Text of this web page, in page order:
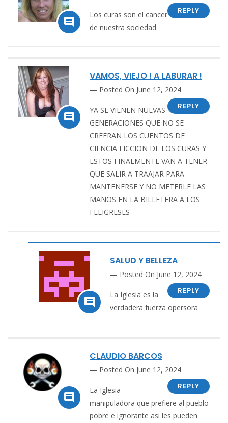

REPLY
Los curas son el cancer
de nuestra sociedad.

VAMOS, VIEJO ! A LABURAR !
Posted On June 12, 2024
REPLY
YA SE VIENEN NUEVAS
GENERACIONES QUE NO SE
CREERAN LOS CUENTOS DE
CIENCIA FICCION DE LOS CURAS Y
ESTOS FINALMENTE VAN A TENER
QUE SALIR A TRAAJAR PARA
MANTENERSE Y NO METERLE LAS
MANOS EN LA BILLETERA A LOS
FELIGRESES

SALUD Y BELLEZA
Posted On June 12, 2024
REPLY
La Iglesia es la
verdadera fuerza opersora

CLAUDIO BARCOS
Posted On June 12, 2024
REPLY
La Iglesia
manipuladora que prefiere al pueblo
pobre e ignorante asi les pueden